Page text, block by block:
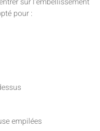
pour :
empilées